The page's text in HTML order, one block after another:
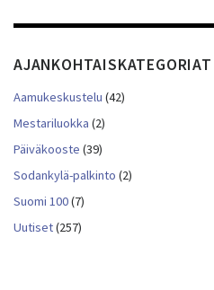
AJANKOHTAISKATEGORIAT
Aamukeskustelu (42)
Mestariluokka (2)
Päiväkooste (39)
Sodankylä-palkinto (2)
Suomi 100(7)
Uutiset(257)